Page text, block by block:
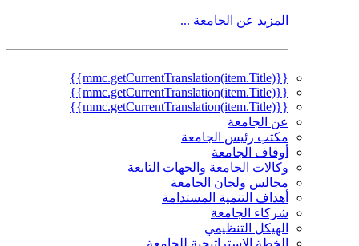
المزيد عن الجامعة ...
{{mmc.getCurrentTranslation(item.Title)}}
{{mmc.getCurrentTranslation(item.Title)}}
{{mmc.getCurrentTranslation(item.Title)}}
عن الجامعة
مكتب رئيس الجامعة
أوقاف الجامعة
وكالات الجامعة والجهات التابعة
مجالس ولجان الجامعة
أهداف التنمية المستدامة
شركاء الجامعة
الهيكل التنظيمي
الخطة الاستراتيجية للجامعة